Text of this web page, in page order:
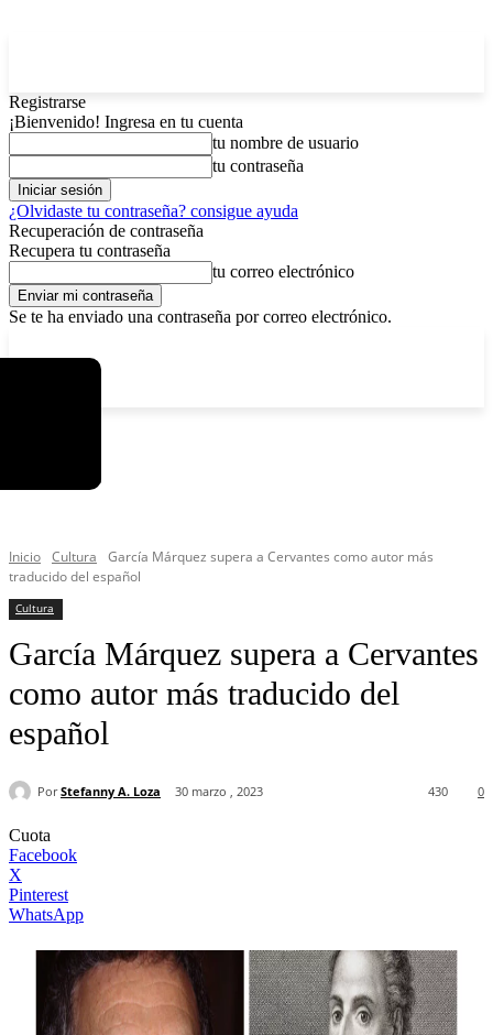
Registrarse
¡Bienvenido! Ingresa en tu cuenta
tu nombre de usuario
tu contraseña
¿Olvidaste tu contraseña? consigue ayuda
Recuperación de contraseña
Recupera tu contraseña
tu correo electrónico
Se te ha enviado una contraseña por correo electrónico.
Inicio Cultura
García Márquez supera a Cervantes como autor más
traducido del español
Cultura
García Márquez supera a Cervantes
como autor más traducido del
español
Por Stefanny A. Loza 30 marzo , 2023 0
430
Cuota
Facebook
X
Pinterest
WhatsApp